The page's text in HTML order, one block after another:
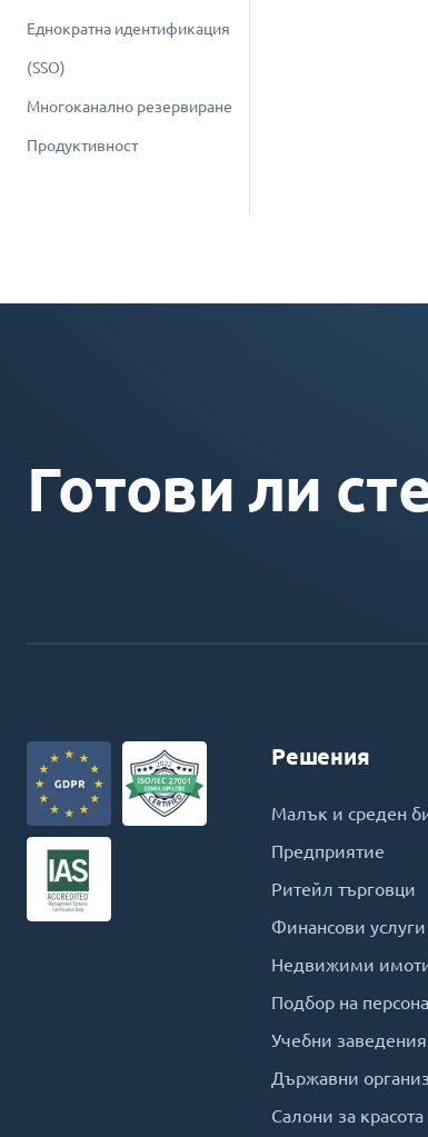
Еднократна идентификация
(SSO)
Многоканално резервиране
Продуктивност
Готови ли
Решения
Малък и среден
Предприятие
Ритейл търговци
Финансови услуги
Недвижими
Подбор на
Учебни заведения
Държавни
Салони за красота